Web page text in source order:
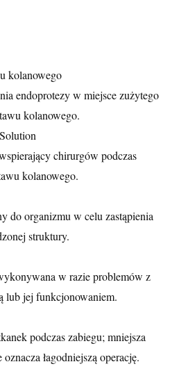
kolanowego
endoprotezy w miejsce zużytego
kolanowego.
chirurgów podczas
kolanowego.
do organizmu w celu zastąpienia
struktury.
w razie problemów z
lub jej funkcjonowaniem.
podczas zabiegu; mniejsza
łagodniejszą operację.